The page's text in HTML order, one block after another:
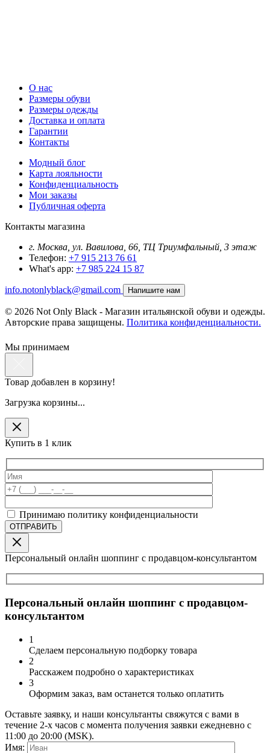
О нас
Размеры обуви
Размеры одежды
Доставка и оплата
Гарантии
Контакты
Модный блог
Карта лояльности
Конфиденциальность
Мои заказы
Публичная оферта
Контакты магазина
г. Москва, ул. Вавилова, 66, ТЦ Триумфальный, 3 этаж
Телефон: +7 915 213 76 61
What's app: +7 985 224 15 87
info.notonlyblack@gmail.com Напишите нам
© 2026 Not Only Black - Магазин итальянской обуви и одежды.
Авторские права защищены. Политика конфиденциальности.
Мы принимаем
Товар добавлен в корзину!
Загрузка корзины...
Купить в 1 клик
Принимаю политику конфиденциальности
Персональный онлайн шоппинг с продавцом-консультантом
Персональный онлайн шоппинг с продавцом-
консультантом
1
Сделаем персональную подборку товара
2
Расскажем подробно о характеристиках
3
Оформим заказ, вам останется только оплатить
Оставьте заявку, и наши консультанты свяжутся с вами в
течение 2-х часов с момента получения заявки ежедневно с
11:00 до 20:00 (MSK).
Имя: